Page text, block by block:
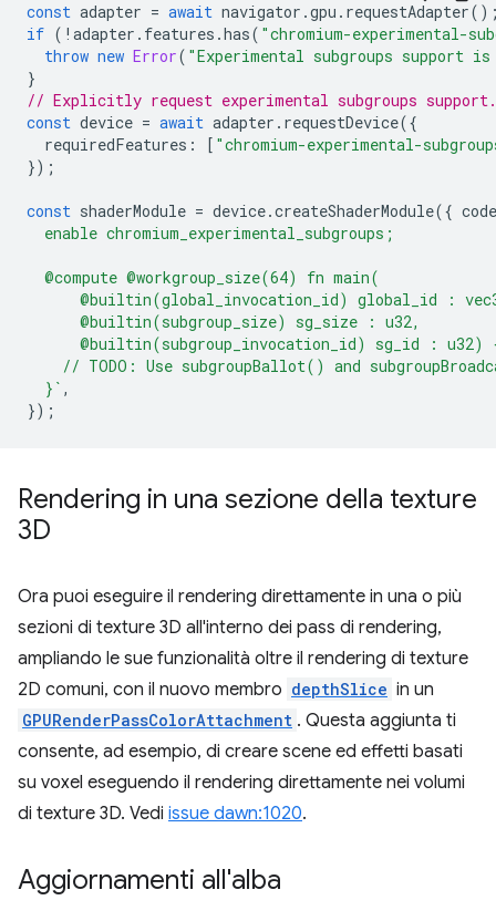
const adapter = await navigator .gpu . requestAdapter
if ( ! adapter . features .has( "chromium-experimental-
throw new Error( "Experimental subgroups support
}
// Explicitly request experimental subgroups support.
const device = await adapter . requestDevice({
requiredFeatures : [ "chromium-experimental-
});
const shaderModule = device.createShaderModule({ code
  enable chromium_experimental_subgroups;
  @compute @workgroup_size(64) fn main(
@builtin(global_invocation_id) global_id :
      @builtin(subgroup_size) sg_size : u32,
@builtin(subgroup_invocation_id) sg_id : u32)
// TODO: Use subgroupBallot() and
  }`
,
});
Rendering in una sezione della texture
3D
Ora puoi eseguire il rendering direttamente in una o più
sezioni di texture 3D all'interno dei pass di rendering,
ampliando le sue funzionalità oltre il rendering di texture
2D comuni, con il nuovo membro depthSlice in un
GPURenderPassColorAttachment . Questa aggiunta ti
consente, ad esempio, di creare scene ed effetti basati
su voxel eseguendo il rendering direttamente nei volumi
di texture 3D. Vedi issue dawn:1020.
Aggiornamenti all'alba